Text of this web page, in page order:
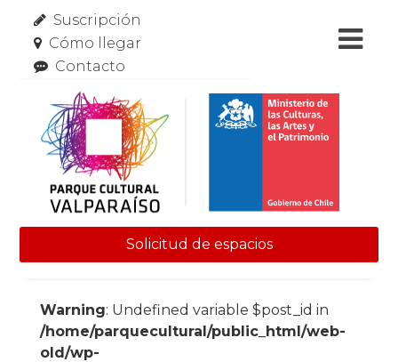
Suscripción
Cómo llegar
Contacto
Solicitud de espacios
Warning: Undefined variable $post_id in
/home/parquecultural/public_html/web-
old/wp-